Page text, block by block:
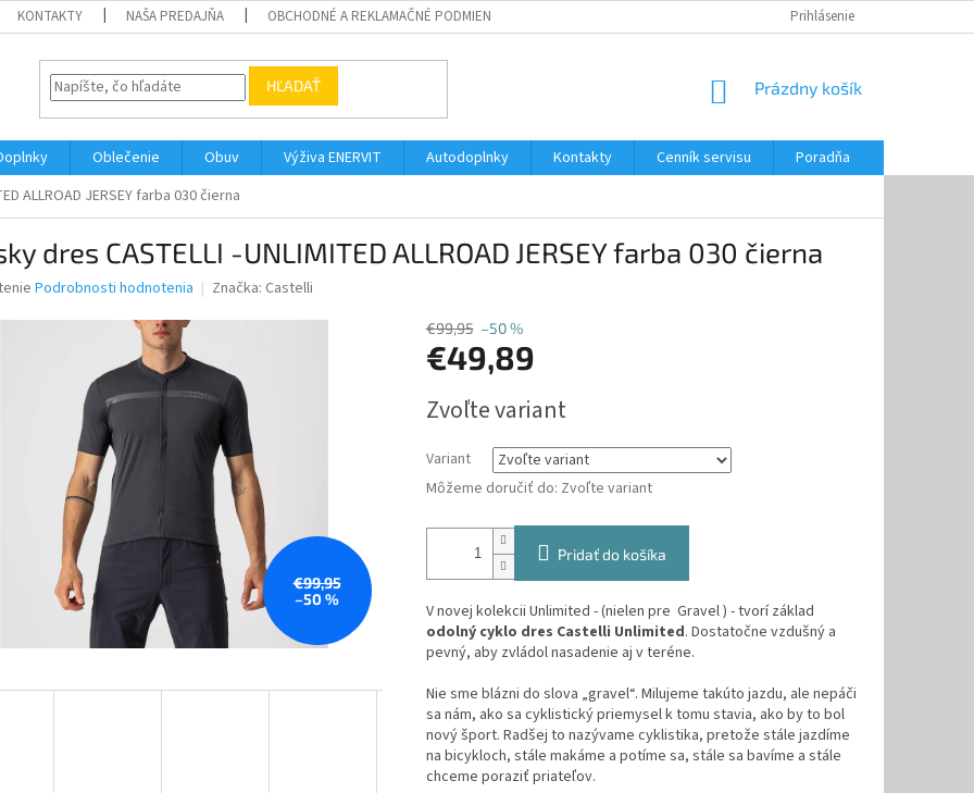
KONTAKTY NAŠA PREDAJŇA OBCHODNÉ A REKLAMAČNÉ PODMIENKY PONÚKANÉ SLUŽBYPrihlásenie
HĽADAŤ
NÁKUPNÝ
Prázdny košík
Oblečenie Obuv Výživa ENERVIT Autodoplnky Kontakty Cenník servisu
Poradňa
ALLROAD JERSEY farba 030 čierna
dres CASTELLI -UNLIMITED ALLROAD JERSEY farba 030 čierna
Podrobnosti hodnotenia Značka: Castelli
€99,95
–50 %
€99,95 –50 %
€49,89
cena:
Zvoľte variant
Variant
Môžeme doručiť do: Zvoľte variant
Pridať do košíka
V novej kolekcii Unlimited - (nielen pre Gravel ) - tvorí základ
odolný cyklo dres Castelli Unlimited. Dostatočne vzdušný a
pevný, aby zvládol nasadenie aj v teréne.
Nie sme blázni do slova „gravel“. Milujeme takúto jazdu, ale nepáči
sa nám, ako sa cyklistický priemysel k tomu stavia, ako by to bol
nový šport. Radšej to nazývame cyklistika, pretože stále jazdíme
na bicykloch, stále makáme a potíme sa, stále sa bavíme a stále
chceme poraziť priateľov.